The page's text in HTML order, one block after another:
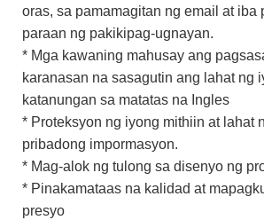
oras, sa pamamagitan ng email at iba
paraan ng pakikipag-ugnayan.
* Mga kawaning mahusay ang
karanasan na sasagutin ang lahat ng
katanungan sa matatas na Ingles
* Proteksyon ng iyong mithiin at lahat
pribadong impormasyon.
* Mag-alok ng tulong sa disenyo ng
* Pinakamataas na kalidad at
presyo